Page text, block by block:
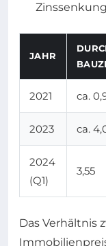
JAHR
2021 ca.
2023 ca.
2024
(Q1)
3,55
Das Verhältnis